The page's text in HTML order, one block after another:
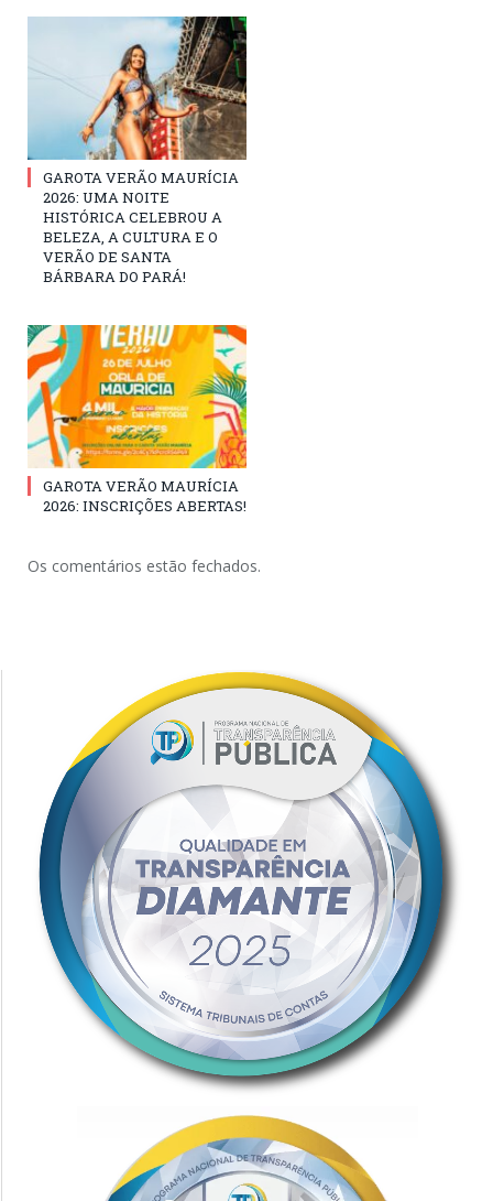
GAROTA VERÃO MAURÍCIA
2026: UMA NOITE
HISTÓRICA CELEBROU A
BELEZA, A CULTURA E O
VERÃO DE SANTA
BÁRBARA DO PARÁ!
GAROTA VERÃO MAURÍCIA
2026: INSCRIÇÕES ABERTAS!
Os comentários estão fechados.